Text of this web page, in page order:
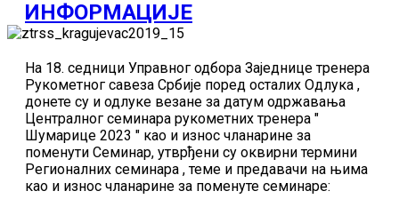
ИНФОРМАЦИЈЕ
На 18. седници Управног одбора Заједнице тренера
Рукометног савеза Србије поред осталих Одлука ,
донете су и одлуке везане за датум одржавања
Централног семинара рукометних тренера "
Шумарице 2023 " као и износ чланарине за
поменути Семинар, утврђени су оквирни термини
Регионалних семинара , теме и предавачи на њима
као и износ чланарине за поменуте семинаре: